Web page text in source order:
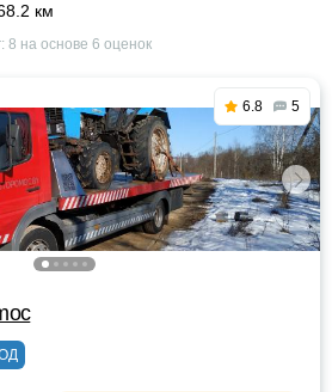
км
8 на основе 6 оценок
6.8 5